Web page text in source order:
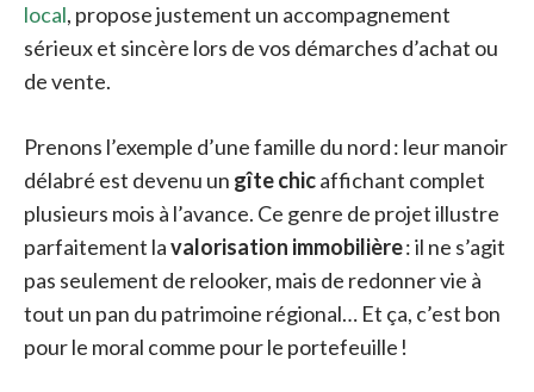
local, propose justement un accompagnement
sérieux et sincère lors de vos démarches d’achat ou
de vente.
Prenons l’exemple d’une famille du nord : leur manoir
délabré est devenu un gîte chicaffichant complet
plusieurs mois à l’avance. Ce genre de projet illustre
parfaitement lavalorisation immobilière: il ne s’agit
pas seulement de relooker, mais de redonner vie à
tout un pan du patrimoine régional… Et ça, c’est bon
pour le moral comme pour le portefeuille !